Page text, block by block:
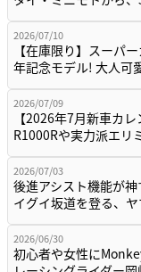
2026/07/10
【在庫限り】スーパ
年記念モデル! 大人可
2026/07/09
【2026年7月新車カレ
R1000Rや実力派エリ
2026/07/03
後進アシスト機能が
イグイ坂道を登る、
2026/06/30
初心者や女性に
レーシングライダー